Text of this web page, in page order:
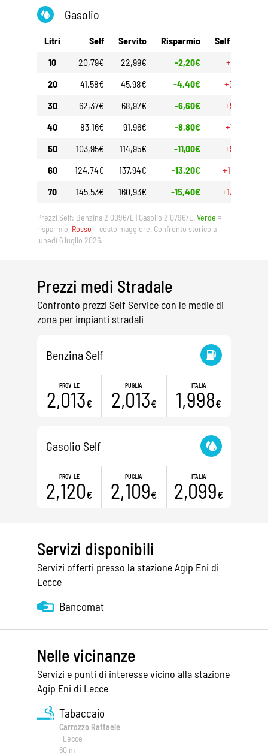
Gasolio
Litri Self Servito Risparmio Self 30gg
10
20,79€ 22,99€ -2,20€
+1,90€
20
41,58€ 45,98€ -4,40€
+3,80€
30
62,37€ 68,97€ -6,60€
+5,70€
40
83,16€ 91,96€ -8,80€
+7,60€
50
103,95€ 114,95€ -11,00€
+9,50€
60
124,74€ 137,94€ -13,20€
+11,40€
70
145,53€ 160,93€ -15,40€ +13,30€
Prezzi Self: Benzina 2,009€/L | Gasolio 2,079€/L. Verde =
risparmio, Rosso = costo maggiore. Confronto storico a
lunedì 6 luglio 2026.
Prezzi medi Stradale
Confronto prezzi Self Service con le medie di
zona per impianti stradali
Benzina Self
PROV. LE
2,013€
PUGLIA
2,013€
ITALIA
1,998€
Gasolio Self
PROV. LE
2,120€
PUGLIA
2,109€
ITALIA
2,099€
Servizi disponibili
Servizi offerti presso la stazione Agip Eni di
Lecce
Bancomat
Nelle vicinanze
Servizi e punti di interesse vicino alla stazione
Agip Eni di Lecce
Tabaccaio
Carrozzo Raffaele
, Lecce
60 m